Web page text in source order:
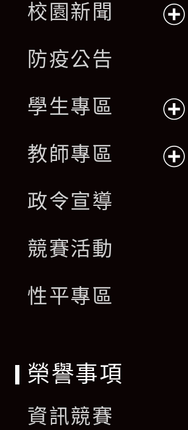
開
單
校園新聞
選
單
防疫公告
學生專區
開
教師專區
政令宣導
競賽活動
性平專區
榮譽事項
資訊競賽